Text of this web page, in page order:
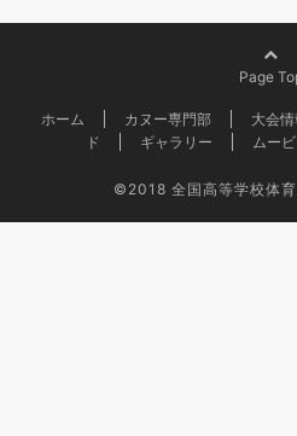
Page
ホーム カヌー専門部 大会情
ド
ギャラリー ムー
©2018 全国高等学校体